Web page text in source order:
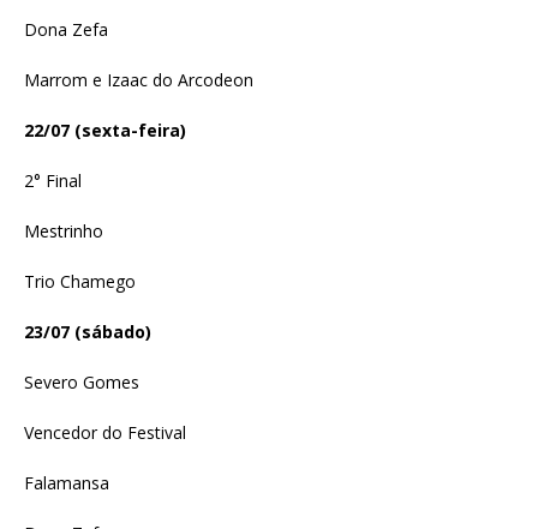
Dona Zefa
Marrom e Izaac do Arcodeon
22/07 (sexta-feira)
2° Final
Mestrinho
Trio Chamego
23/07 (sábado)
Severo Gomes
Vencedor do Festival
Falamansa